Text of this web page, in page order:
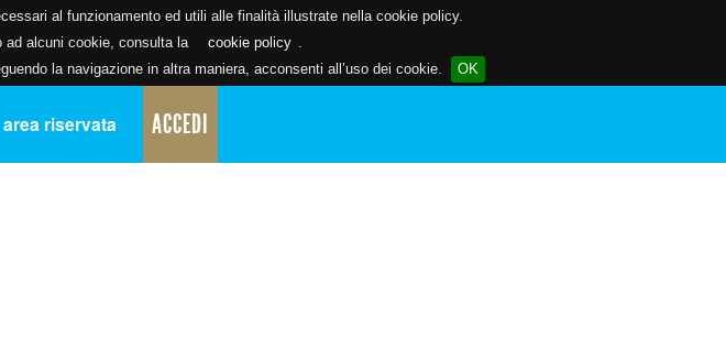
al funzionamento ed utili alle finalità illustrate nella cookie policy.
ad alcuni cookie, consulta la
cookie policy .
la navigazione in altra maniera, acconsenti all’uso dei cookie.
OK
area riservata ACCEDI